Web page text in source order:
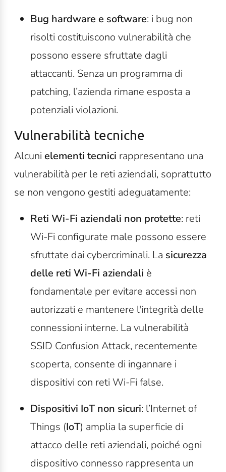
Bug hardware e software: i bug non
risolti costituiscono vulnerabilità che
possono essere sfruttate dagli
attaccanti. Senza un programma di
patching, l’azienda rimane esposta a
potenziali violazioni.
Vulnerabilità tecniche
Alcuni elementi tecnici rappresentano una
vulnerabilità per le reti aziendali, soprattutto
se non vengono gestiti adeguatamente:
Reti Wi-Fi aziendali non protette: reti
Wi-Fi configurate male possono essere
sfruttate dai cybercriminali. La sicurezza
delle reti Wi-Fi aziendali è
fondamentale per evitare accessi non
autorizzati e mantenere l'integrità delle
connessioni interne. La vulnerabilità
SSID Confusion Attack, recentemente
scoperta, consente di ingannare i
dispositivi con reti Wi-Fi false.
Dispositivi IoT non sicuri: l’Internet of
Things (IoT) amplia la superficie di
attacco delle reti aziendali, poiché ogni
dispositivo connesso rappresenta un